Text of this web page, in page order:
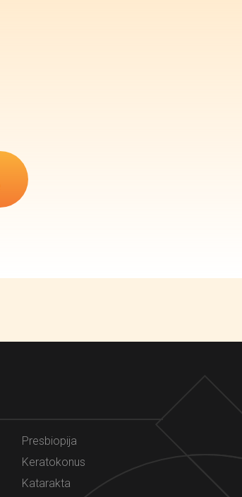
Presbiopija
Keratokonus
Katarakta